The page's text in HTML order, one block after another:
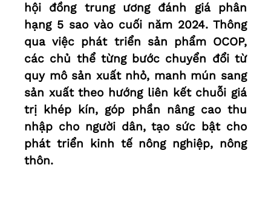
hội đồng trung ương đánh giá phân
hạng 5 sao vào cuối năm 2024. Thông
qua việc phát triển sản phẩm OCOP,
các chủ thể từng bước chuyển đổi từ
quy mô sản xuất nhỏ, manh mún sang
sản xuất theo hướng liên kết chuỗi giá
trị khép kín, góp phần nâng cao thu
nhập cho người dân, tạo sức bật cho
phát triển kinh tế nông nghiệp, nông
thôn.